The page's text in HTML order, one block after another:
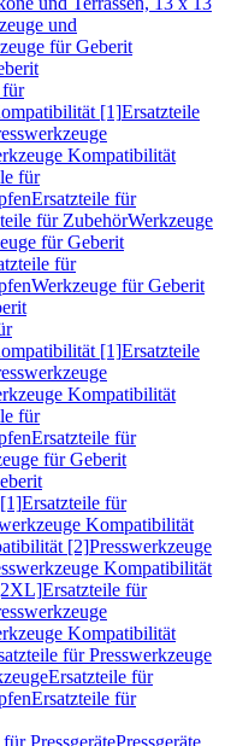
und
für Geberit
für
[1]Ersatzteile
Kompatibilität
für
Ersatzteile für
für ZubehörWerkzeuge
für Geberit
für
Werkzeuge für Geberit
[1]Ersatzteile
Kompatibilität
für
Ersatzteile für
für Geberit
Ersatzteile für
Kompatibilität
[2]Presswerkzeuge
Kompatibilität
Ersatzteile für
Kompatibilität
für Presswerkzeuge
Ersatzteile für
Ersatzteile für
PressgerätePressgeräte